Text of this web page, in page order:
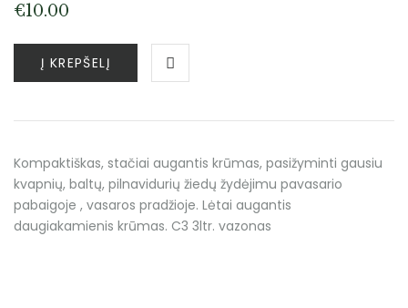
€10.00
Į KREPŠELĮ
Kompaktiškas, stačiai augantis krūmas, pasižyminti gausiu
kvapnių, baltų, pilnavidurių žiedų žydėjimu pavasario
pabaigoje , vasaros pradžioje. Lėtai augantis
daugiakamienis krūmas. C3 3ltr. vazonas